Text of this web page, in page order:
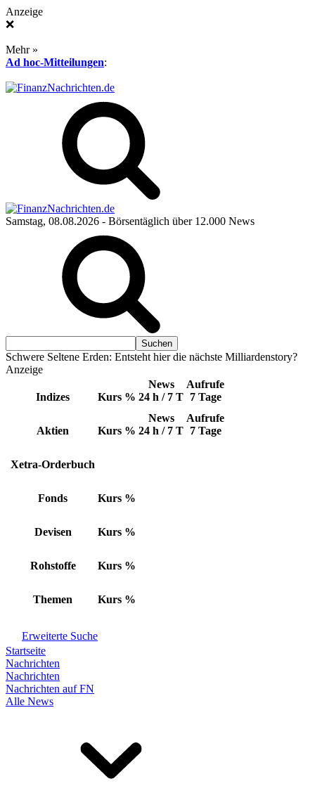
Anzeige
❌
Mehr »
Ad hoc-Mitteilungen:
Samstag, 08.08.2026 - Börsentäglich über 12.000 News
Schwere Seltene Erden: Entsteht hier die nächste Milliardenstory?
Anzeige
Indizes Kurs %
News
24 h / 7 T
Aufrufe
7 Tage
Aktien Kurs %
News
24 h / 7 T
Aufrufe
7 Tage
Xetra-Orderbuch
Fonds Kurs %
Devisen Kurs %
Rohstoffe Kurs %
Themen Kurs %
Erweiterte Suche
Startseite
Nachrichten
Nachrichten
Nachrichten auf FN
Alle News